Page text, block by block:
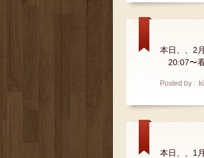
本日、、2
20:07〜看
Posted by :
本日、、1